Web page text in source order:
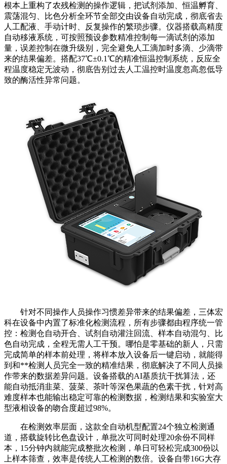
根本上重构了农残检测的操作逻辑，把试剂添加、恒温孵育、
震荡混匀、比色分析全环节全部交由设备自动完成，彻底省去
人工配液、手动计时、反复操作的繁琐步骤。仪器搭载高精度
自动移液系统，可按照预设参数精准控制每一滴试剂的添加
量，误差控制在微升级别，完全避免人工滴加时多滴、少滴带
来的结果偏差。搭配37℃±0.1℃的精准恒温控制系统，反应全
程温度稳定无波动，彻底告别过去人工温控时温度忽高忽低导
致的酶活性异常问题。
针对不同操作人员操作习惯差异带来的结果偏差，三体宏
科在设备中内置了标准化检测流程，所有步骤都由程序统一管
控：检测仓自动开合、试剂自动灌注回流、样本自动混匀、比
色自动完成，全程无需人工干预。哪怕是零基础的新人，只需
完成简单的样本前处理，将样本放入设备后一键启动，就能得
到和**检测人员完全一致的精准结果，彻底解决了不同人员操
作带来的数据差异问题。设备搭载的AI基质抗干扰算法，还
能自动抵消韭菜、菠菜、茶叶等深色果蔬的色素干扰，针对高
难度样本也能输出稳定可靠的检测数据，检测结果和实验室大
型液相设备的吻合度超过98%。
在检测效率层面，这款全自动机型配置24个独立检测通
道，搭载旋转比色盘设计，单批次可同时处理20余份不同样
本，15分钟内就能完成整批次检测，单日可轻松完成300份以
上样本筛查，效率是传统人工检测的数倍。设备自带16G大存